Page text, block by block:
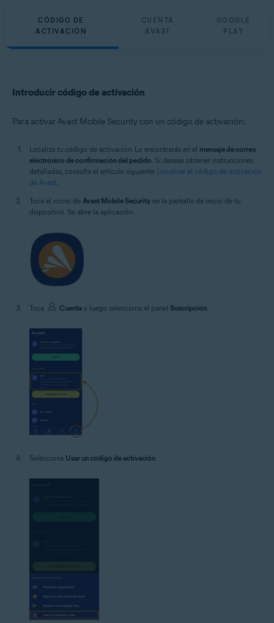
CÓDIGO DE
ACTIVACIÓN
CUENTA
AVAST
GOOGLE
PLAY
Introducir código de activación
Para activar Avast Mobile Security con un código de activación:
Localiza tu código de activación. Lo encontrarás en el mensaje de correo
electrónico de confirmación del pedido. Si deseas obtener instrucciones
detalladas, consulta el artículo siguiente: Localizar el código de activación
de Avast.
Toca el icono de Avast Mobile Security en la pantalla de inicio de tu
dispositivo. Se abre la aplicación.
Toca Cuenta y luego selecciona el panel Suscripción.
Selecciona Usar un código de activación